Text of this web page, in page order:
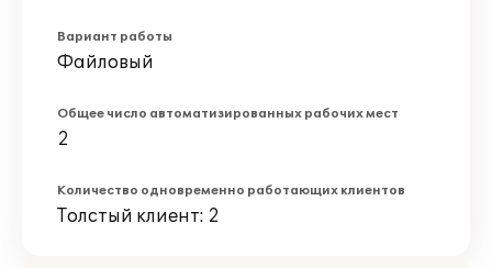
Вариант работы
Файловый
Общее число автоматизированных рабочих мест
2
Количество одновременно работающих клиентов
Толстый клиент: 2